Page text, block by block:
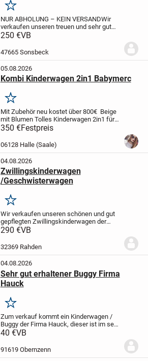
gewaschen!
Merken
NUR ABHOLUNG – KEIN VERSANDWir
verkaufen unseren treuen und sehr gut
erhaltenen Bugaboo Cameleon Kombi-
Farbkombination Schwarz/Grau.
250 €VB
47665 Sonsbeck
05.08.2026
Kombi Kinderwagen 2in1 Babymerc
Merken
Mit Zubehör neu kostet über 800€ Beige
mit Blumen Tolles Kinderwagen 2in1 für
längeren zeitMeine Tochter ist schon zu
350 €Festpreis
06128 Halle (Saale)
04.08.2026
Zwillingskinderwagen
/Geschwisterwagen
Merken
Wir verkaufen unseren schönen und gut
gepflegten Zwillingskinderwagen der
Marke Teutonia. Der Bezug ist dunkel
punkte.Wir haben ihn sowohl im Haus als
290 €VB
32369 Rahden
04.08.2026
Sehr gut erhaltener Buggy Firma
Hauck
Merken
Zum verkauf kommt ein Kinderwagen /
Buggy der Firma Hauck, dieser ist im sehr
guten Zustand, fast wie neu, siehe Bilder
cmMaße aufgebaut 92 x 52 x 106 cm
40 €VB
91619 Obernzenn